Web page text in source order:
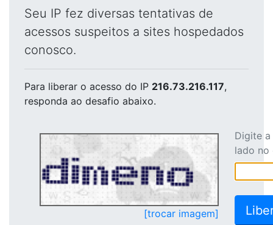
Seu IP fez diversas tentativas de
acessos suspeitos a sites hospedados
conosco.
Para liberar o acesso do IP 216.73.216.117,
responda ao desafio abaixo.
[trocar imagem]
Digite
lado no